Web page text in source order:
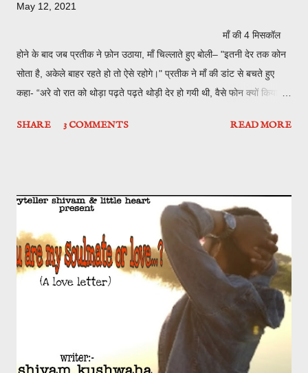
May 12, 2021
माँ की 4 मिसकॉल
होने के बाद जब प्रतीक ने फ़ोन उठाया, माँ चिल्लाते हुए बोली– "इतनी देर तक कोन
सोता है, अकेले बाहर रहते हो तो ऐसे रहोगे।" प्रतीक ने माँ की डांट से बचते हुए
कहा- “अरे वो रात को थोड़ा पढ़ते पढ़ते थोड़ी देर हो गयी थी, वैसे फोन क्यों किया
गांव चले जाओ बड़े पापा बुला रहे है, वैसे भी दादा जी जब से स्वर्गवासी हो गए है, तुम
के बाद गाँव के अंदर जाने वाली सड़क के पास जा कर प्रतीक ने जैसे ही गाड़ी मोड़ी
SHARE 3 COMMENTS READ MORE